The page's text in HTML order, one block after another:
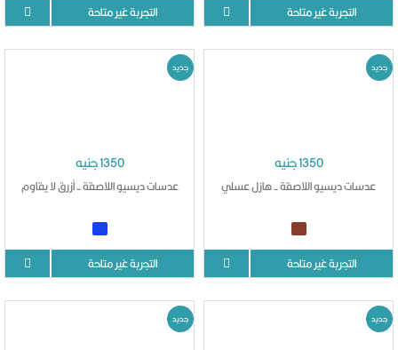
التجربة غير متاحة التجربة غير متاحة
1350 جنيه
عدسات ديسيو اللاصقة - هازل عسلي
التجربة غير متاحة
جديد
1350 جنيه
عدسات ديسيو اللاصقة - أزرق لا يقاوم
التجربة غير متاحة
جديد
جديد جديد